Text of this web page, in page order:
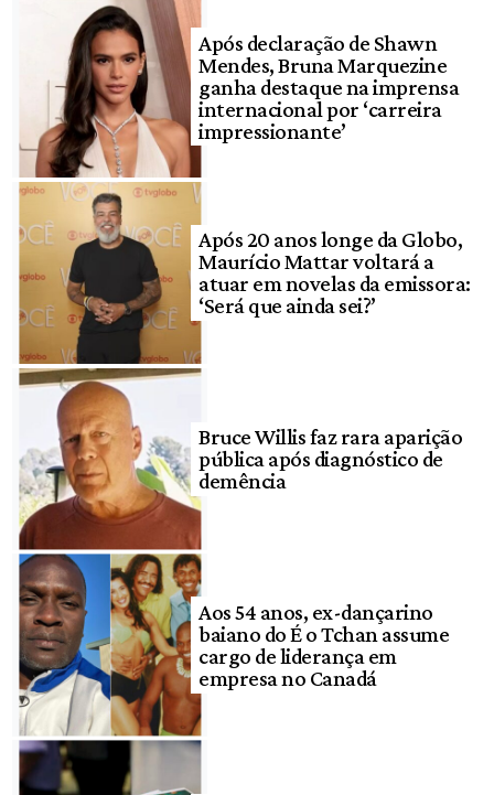
Após declaração de Shawn
Mendes, Bruna Marquezine
ganha destaque na imprensa
internacional por ‘carreira
impressionante’
Após 20 anos longe da Globo,
Maurício Mattar voltará a
atuar em novelas da emissora:
‘Será que ainda sei?’
Bruce Willis faz rara aparição
pública após diagnóstico de
demência
Aos 54 anos, ex-dançarino
baiano do É o Tchan assume
cargo de liderança em
empresa no Canadá